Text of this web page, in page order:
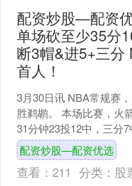
配资炒股—配资
单场砍至少35分
断3帽&进5+三分
首人！
3月30日讯 NBA常规赛
胜鹈鹕。 本场比赛，火
31分钟23投12中，三分
砍下全场最高36分14篮板
配资炒股—配资优选
查看： 211 分类： 股